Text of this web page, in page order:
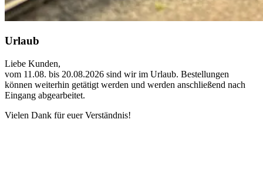
Urlaub
Liebe Kunden,
vom 11.08. bis 20.08.2026 sind wir im Urlaub. Bestellungen
können weiterhin getätigt werden und werden anschließend nach
Eingang abgearbeitet.
Vielen Dank für euer Verständnis!